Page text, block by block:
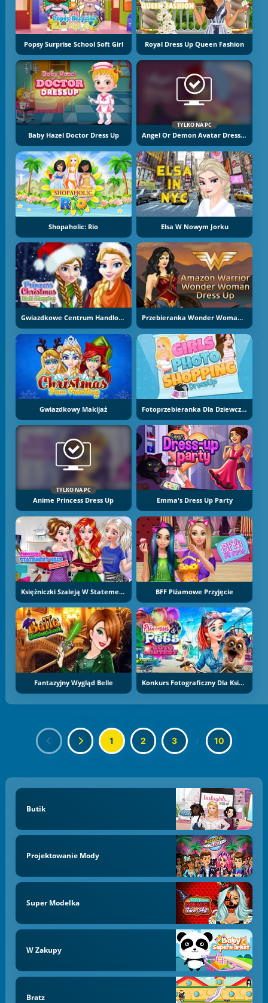
Popsy Surprise School Soft Girl Royal Dress Up Queen Fashion
Baby Hazel Doctor Dress Up
TYLKO NA PC
Angel Or Demon Avatar Dress Up Game
Shopaholic: Rio Elsa W Nowym Jorku
Gwiazdkowe Centrum Handlowe Przebieranka Wonder Woman - Amazońska Wojowniczka
Gwiazdkowy Makijaż Fotoprzebieranka Dla Dziewcząt
TYLKO NA PC
Anime Princess Dress Up Emma's Dress Up Party
Księżniczki Szaleją W Statement Hills BFF Piżamowe Przyjęcie
Fantazyjny Wygląd Belle Konkurs Fotograficzny Dla Księżniczek Ze Zwierzątkami
1 2 3 | 10
Butik
Projektowanie Mody
Super Modelka
W Zakupy
Bratz